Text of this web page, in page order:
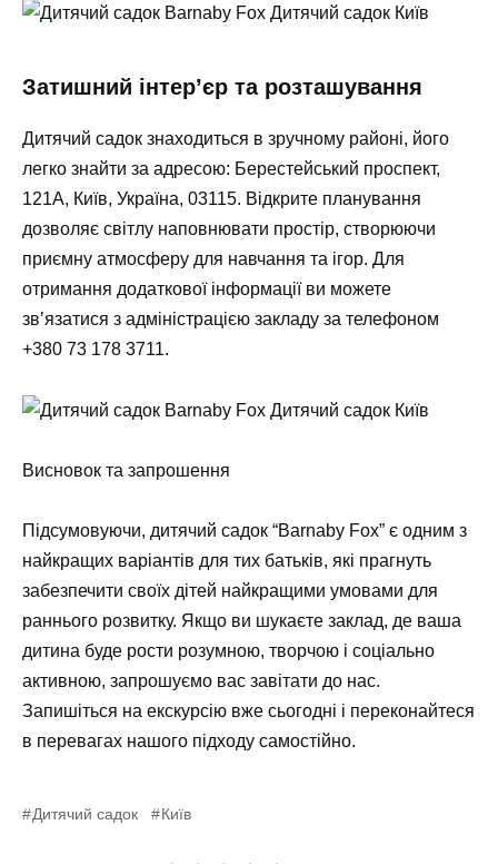
Затишний інтер’єр та розташування
Дитячий садок знаходиться в зручному районі, його
легко знайти за адресою: Берестейський проспект,
121А, Київ, Україна, 03115. Відкрите планування
дозволяє світлу наповнювати простір, створюючи
приємну атмосферу для навчання та ігор. Для
отримання додаткової інформації ви можете
зв’язатися з адміністрацією закладу за телефоном
+380 73 178 3711.
Висновок та запрошення
Підсумовуючи, дитячий садок “Barnaby Fox” є одним з
найкращих варіантів для тих батьків, які прагнуть
забезпечити своїх дітей найкращими умовами для
раннього розвитку. Якщо ви шукаєте заклад, де ваша
дитина буде рости розумною, творчою і соціально
активною, запрошуємо вас завітати до нас.
Запишіться на екскурсію вже сьогодні і переконайтеся
в перевагах нашого підходу самостійно.
Дитячий садок Київ